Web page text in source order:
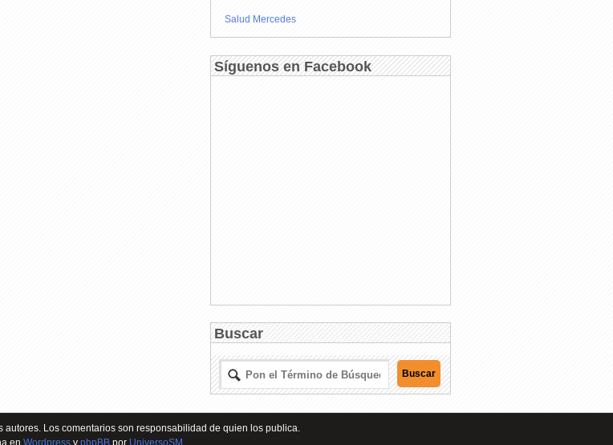
Salud Mercedes
Síguenos en Facebook
Buscar
Los comentarios son responsabilidad de quien los publica.
en Wordpress y phpBB por UniversoSM